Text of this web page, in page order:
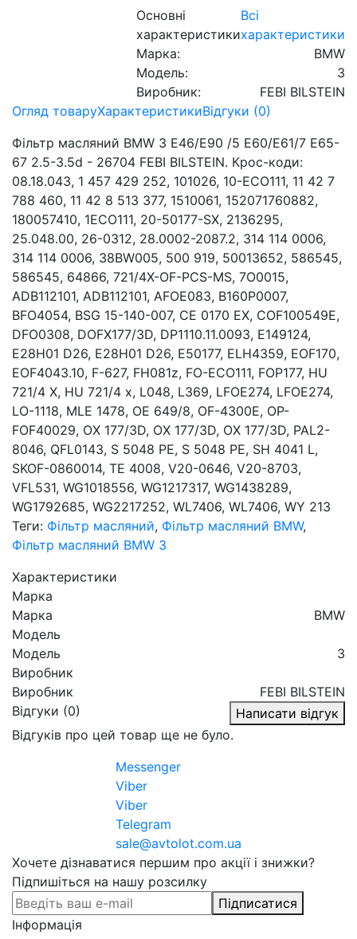
Основні
характеристики
Всі
характеристики
Марка:
BMW
Модель:
3
Виробник:
FEBI BILSTEIN
Огляд товаруХарактеристикиВідгуки (0)
Фільтр масляний BMW 3 E46/E90 /5 E60/E61/7 E65-
67 2.5-3.5d - 26704 FEBI BILSTEIN. Крос-коди:
08.18.043, 1 457 429 252, 101026, 10-ECO111, 11 42 7
788 460, 11 42 8 513 377, 1510061, 152071760882,
180057410, 1ECO111, 20-50177-SX, 2136295,
25.048.00, 26-0312, 28.0002-2087.2, 314 114 0006,
314 114 0006, 38BW005, 500 919, 50013652, 586545,
586545, 64866, 721/4X-OF-PCS-MS, 7O0015,
ADB112101, ADB112101, AFOE083, B160P0007,
BFO4054, BSG 15-140-007, CE 0170 EX, COF100549E,
DFO0308, DOFX177/3D, DP1110.11.0093, E149124,
E28H01 D26, E28H01 D26, E50177, ELH4359, EOF170,
EOF4043.10, F-627, FH081z, FO-ECO111, FOP177, HU
721/4 X, HU 721/4 x, L048, L369, LFOE274, LFOE274,
LO-1118, MLE 1478, OE 649/8, OF-4300E, OP-
FOF40029, OX 177/3D, OX 177/3D, OX 177/3D, PAL2-
8046, QFL0143, S 5048 PE, S 5048 PE, SH 4041 L,
SKOF-0860014, TE 4008, V20-0646, V20-8703,
VFL531, WG1018556, WG1217317, WG1438289,
WG1792685, WG2217252, WL7406, WL7406, WY 213
Теги: Фільтр масляний, Фільтр масляний BMW,
Фільтр масляний BMW 3
Характеристики
Марка
Марка
BMW
Модель
Модель
3
Виробник
Виробник
FEBI BILSTEIN
Відгуки (0)
Написати відгук
Відгуків про цей товар ще не було.
Messenger
Viber
Viber
Telegram
sale@avtolot.com.ua
Хочете дізнаватися першим про акції і знижки?
Підпишіться на нашу розсилку
Підписатися
Інформація